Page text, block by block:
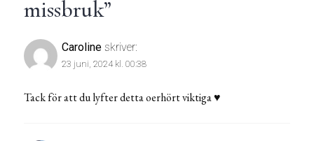
missbruk”
Caroline skriver:
23 juni, 2024 kl. 00:38
Tack för att du lyfter detta oerhört viktiga ♥️